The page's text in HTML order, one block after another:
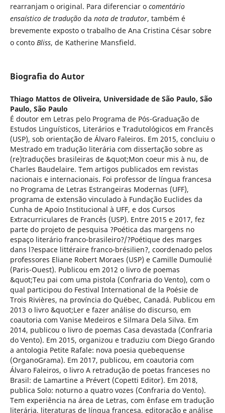
rearranjam o original. Para diferenciar o comentário
ensaístico de tradução da nota de tradutor, também é
brevemente exposto o trabalho de Ana Cristina César sobre
o conto Bliss, de Katherine Mansfield.
Biografia do Autor
Thiago Mattos de Oliveira, Universidade de São Paulo, São
Paulo, São Paulo
É doutor em Letras pelo Programa de Pós-Graduação de
Estudos Linguísticos, Literários e Tradutológicos em Francês
(USP), sob orientação de Álvaro Faleiros. Em 2015, concluiu o
Mestrado em tradução literária com dissertação sobre as
(re)traduções brasileiras de &quot;Mon coeur mis à nu, de
Charles Baudelaire. Tem artigos publicados em revistas
nacionais e internacionais. Foi professor de língua francesa
no Programa de Letras Estrangeiras Modernas (UFF),
programa de extensão vinculado à Fundação Euclides da
Cunha de Apoio Institucional à UFF, e dos Cursos
Extracurriculares de Francês (USP). Entre 2015 e 2017, fez
parte do projeto de pesquisa ?Poética das margens no
espaço literário franco-brasileiro?/?Poétique des marges
dans l?espace littéraire franco-brésilien?, coordenado pelos
professores Eliane Robert Moraes (USP) e Camille Dumoulié
(Paris-Ouest). Publicou em 2012 o livro de poemas
&quot;Teu pai com uma pistola (Confraria do Vento), com o
qual participou do Festival International de la Poésie de
Trois Rivières, na província do Québec, Canadá. Publicou em
2013 o livro &quot;Ler e fazer análise do discurso, em
coautoria com Vanise Medeiros e Silmara Dela Silva. Em
2014, publicou o livro de poemas Casa devastada (Confraria
do Vento). Em 2015, organizou e traduziu com Diego Grando
a antologia Petite Rafale: nova poesia quebequense
(OrganoGrama). Em 2017, publicou, em coautoria com
Álvaro Faleiros, o livro A retradução de poetas franceses no
Brasil: de Lamartine a Prévert (Copetti Editor). Em 2018,
publica Solo: noturno a quatro vozes (Confraria do Vento).
Tem experiência na área de Letras, com ênfase em tradução
literária, literaturas de língua francesa, editoração e análise